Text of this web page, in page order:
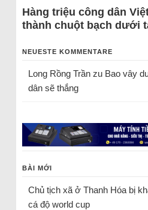
Hàng triệu công dân
thành chuột bạch dưới
NEUESTE KOMMENTARE
Long Rồng Trầnzu Bao vây
dân sẽ thắng
BÀI MỚI
Chủ tịch xã ở Thanh Hóa bị
cá độ world cup